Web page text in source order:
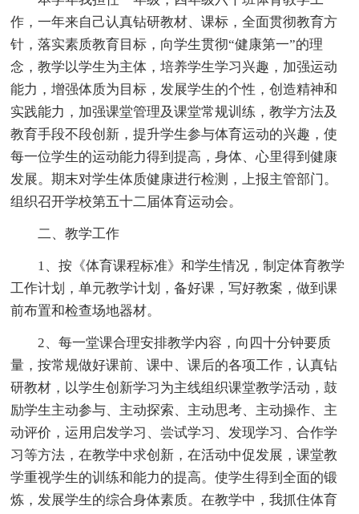
作，一年来自己认真钻研教材、课标，全面贯彻教育方
针，落实素质教育目标，向学生贯彻“健康第一”的理
念，教学以学生为主体，培养学生学习兴趣，加强运动
能力，增强体质为目标，发展学生的个性，创造精神和
实践能力，加强课堂管理及课堂常规训练，教学方法及
教育手段不段创新，提升学生参与体育运动的兴趣，使
每一位学生的运动能力得到提高，身体、心里得到健康
发展。期末对学生体质健康进行检测，上报主管部门。
组织召开学校第五十二届体育运动会。
二、教学工作
1、按《体育课程标准》和学生情况，制定体育教学
工作计划，单元教学计划，备好课，写好教案，做到课
前布置和检查场地器材。
2、每一堂课合理安排教学内容，向四十分钟要质
量，按常规做好课前、课中、课后的各项工作，认真钻
研教材，以学生创新学习为主线组织课堂教学活动，鼓
励学生主动参与、主动探索、主动思考、主动操作、主
动评价，运用启发学习、尝试学习、发现学习、合作学
习等方法，在教学中求创新，在活动中促发展，课堂教
学重视学生的训练和能力的提高。使学生得到全面的锻
炼，发展学生的综合身体素质。在教学中，我抓住体育